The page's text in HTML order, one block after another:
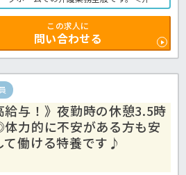
の求人＞
この求人に
問い合わせる
給与！》夜勤時の休憩3.5時
力的に不安がある方も安
て働ける特養です♪